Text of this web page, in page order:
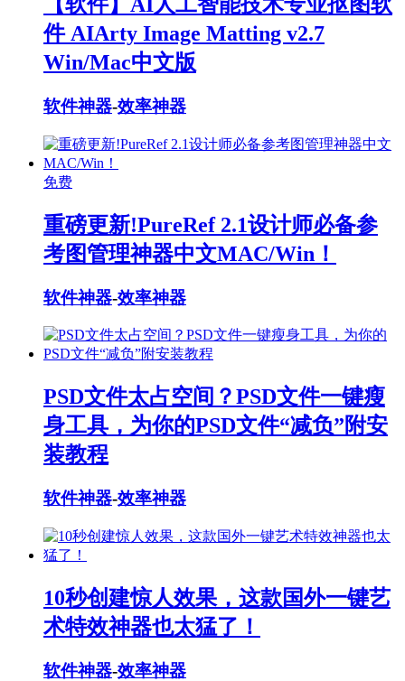
件 AIArty Image Matting v2.7
Win/Mac中文版
软件神器-效率神器
免费
重磅更新!PureRef 2.1设计师必备参
考图管理神器中文MAC/Win！
软件神器-效率神器
PSD文件太占空间？PSD文件一键瘦
身工具，为你的PSD文件“减负”附安
装教程
软件神器-效率神器
10秒创建惊人效果，这款国外一键艺
术特效神器也太猛了！
软件神器-效率神器